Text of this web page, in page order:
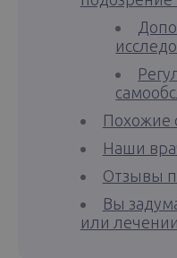
Похожие
Наши
Отзывы
Вы
или